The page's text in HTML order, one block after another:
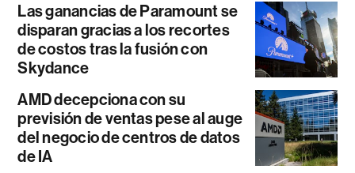
Las ganancias de Paramount se
disparan gracias a los recortes
de costos tras la fusión con
Skydance
AMD decepciona con su
previsión de ventas pese al auge
del negocio de centros de datos
de IA